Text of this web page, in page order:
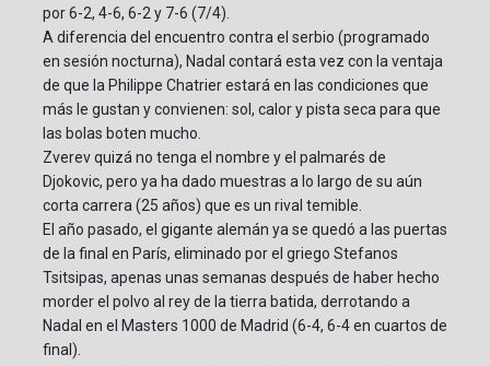
por 6-2, 4-6, 6-2 y 7-6 (7/4).
A diferencia del encuentro contra el serbio (programado
en sesión nocturna), Nadal contará esta vez con la ventaja
de que la Philippe Chatrier estará en las condiciones que
más le gustan y convienen: sol, calor y pista seca para que
las bolas boten mucho.
Zverev quizá no tenga el nombre y el palmarés de
Djokovic, pero ya ha dado muestras a lo largo de su aún
corta carrera (25 años) que es un rival temible.
El año pasado, el gigante alemán ya se quedó a las puertas
de la final en París, eliminado por el griego Stefanos
Tsitsipas, apenas unas semanas después de haber hecho
morder el polvo al rey de la tierra batida, derrotando a
Nadal en el Masters 1000 de Madrid (6-4, 6-4 en cuartos de
final).